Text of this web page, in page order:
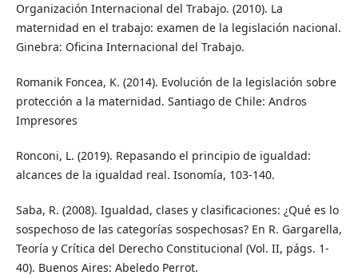
Organización Internacional del Trabajo. (2010). La
maternidad en el trabajo: examen de la legislación nacional.
Ginebra: Oficina Internacional del Trabajo.
Romanik Foncea, K. (2014). Evolución de la legislación sobre
protección a la maternidad. Santiago de Chile: Andros
Impresores
Ronconi, L. (2019). Repasando el principio de igualdad:
alcances de la igualdad real. Isonomía, 103-140.
Saba, R. (2008). Igualdad, clases y clasificaciones: ¿Qué es lo
sospechoso de las categorías sospechosas? En R. Gargarella,
Teoría y Crítica del Derecho Constitucional (Vol. II, págs. 1-
40). Buenos Aires: Abeledo Perrot.